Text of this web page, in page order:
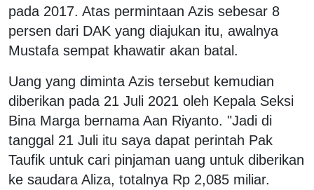
pada 2017. Atas permintaan Azis sebesar 8
persen dari DAK yang diajukan itu, awalnya
Mustafa sempat khawatir akan batal.
Uang yang diminta Azis tersebut kemudian
diberikan pada 21 Juli 2021 oleh Kepala Seksi
Bina Marga bernama Aan Riyanto. "Jadi di
tanggal 21 Juli itu saya dapat perintah Pak
Taufik untuk cari pinjaman uang untuk diberikan
ke saudara Aliza, totalnya Rp 2,085 miliar.